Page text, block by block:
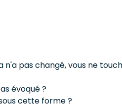
pas changé, vous ne
évoqué ?
cette forme ?